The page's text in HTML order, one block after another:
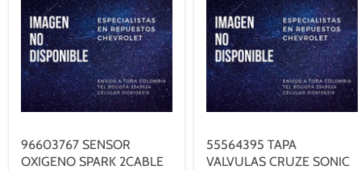
96603767 SENSOR
OXIGENO SPARK 2CABLE
55564395 TAPA
VALVULAS CRUZE SONIC